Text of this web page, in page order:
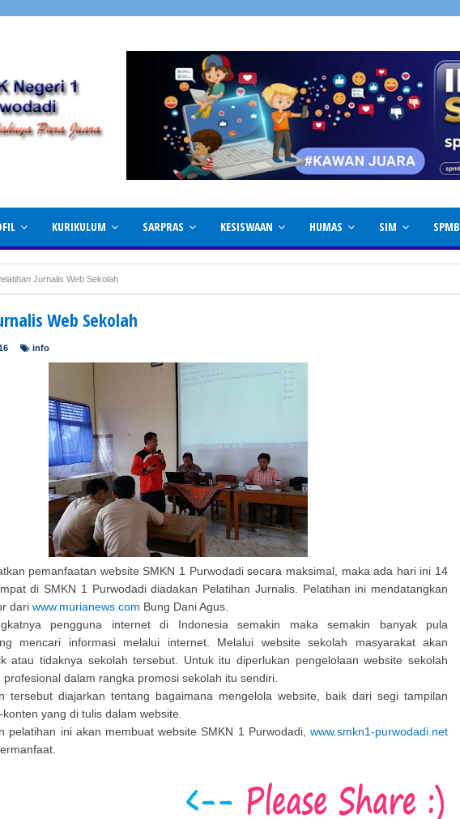
KURIKULUM SARPRAS KESISWAAN HUMAS SIM SPMB
Jurnalis Web Sekolah
Web Sekolah
info
pemanfaatan website SMKN 1 Purwodadi secara maksimal, maka ada hari ini 14
di SMKN 1 Purwodadi diadakan Pelatihan Jurnalis. Pelatihan ini mendatangkan
dari www.murianews.com Bung Dani Agus.
pengguna internet di Indonesia semakin maka semakin banyak pula
mencari informasi melalui internet. Melalui website sekolah masyarakat akan
atau tidaknya sekolah tersebut. Untuk itu diperlukan pengelolaan website sekolah
dalam rangka promosi sekolah itu sendiri.
tersebut diajarkan tentang bagaimana mengelola website, baik dari segi tampilan
yang di tulis dalam website.
pelatihan ini akan membuat website SMKN 1 Purwodadi, www.smkn1-purwodadi.net